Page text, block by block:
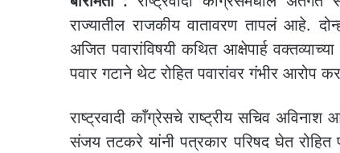
राज्यातील राजकीय वातावरण तापलं आहे.
अजित पवारांविषयी कथित आक्षेपार्ह
पवार गटाने थेट रोहित पवारांवर गंभीर आरोप
राष्ट्रवादी काँग्रेसचे राष्ट्रीय सचिव
संजय तटकरे यांनी पत्रकार परिषद घेत रोहित